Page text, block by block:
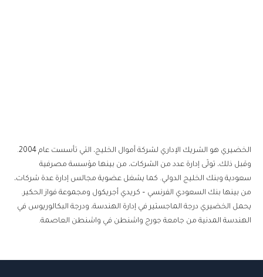
الخضيري هو الشريك الإداري لشركة أموال الخليج، التي تأسست عام 2004.
وقبل ذلك، تولّى إدارة عدد من الشركات، من بينها مؤسسة مصرفية
سعودية وبنك الخليج الدولي. كما يشغل عضوية مجالس إدارة عدة شركات،
من بينها بنك السعودي الفرنسي – كريدي أجريكول ومجموعة فواز الحكير.
يحمل الخضيري درجة الماجستير في إدارة الهندسة، ودرجة البكالوريوس في
الهندسة المدنية من جامعة جورج واشنطن في واشنطن العاصمة.